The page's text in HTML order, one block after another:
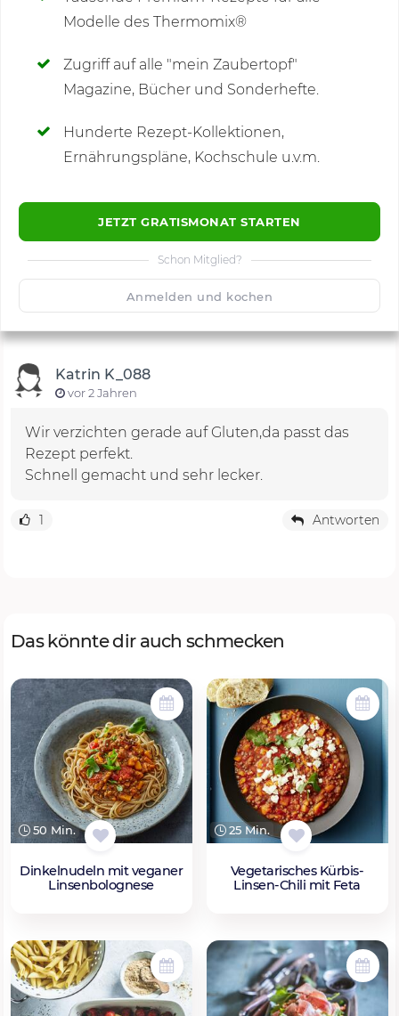
Modelle des Thermomix®
Zugriff auf alle "mein Zaubertopf"
Magazine, Bücher und Sonderhefte.
Hunderte Rezept-Kollektionen,
Ernährungspläne, Kochschule u.v.m.
JETZT GRATISMONAT STARTEN
Schon Mitglied?
Anmelden und kochen
Kommentare(1)
🙂 Speichern
Katrin K_088
vor 2 Jahren
Wir verzichten gerade auf Gluten,da passt das
Rezept perfekt.
Schnell gemacht und sehr lecker.
1 Antworten
Das könnte dir auch schmecken
50 Min.
Dinkelnudeln mit veganer
Linsenbolognese
25 Min.
Vegetarisches Kürbis-
Linsen-Chili mit Feta